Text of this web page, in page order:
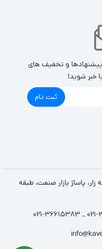
پیشنهادها و تخفیف های
خبر شوید!
ثبت نام
زار، پاساژ بازار صنعت، طبقه